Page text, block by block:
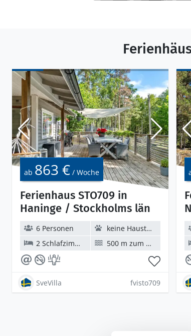
Ferienhaus STO709 in
Haninge / Stockholms län
ab 863 € / Woche
6 Personen
keine Haustiere
2 Schlafzimmer
500 m zum Wasser
SveVilla fvisto709